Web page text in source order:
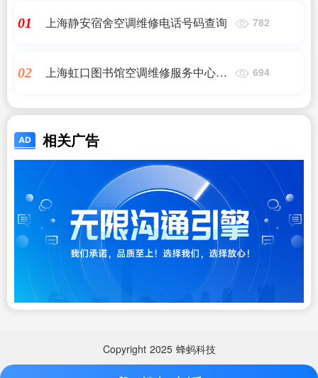
01 上海静安宿舍空调维修电话号码查询 782
02
上海虹口图书馆空调维修服务中心电
694
相关广告
Copyright 2025 蜂蚂科技